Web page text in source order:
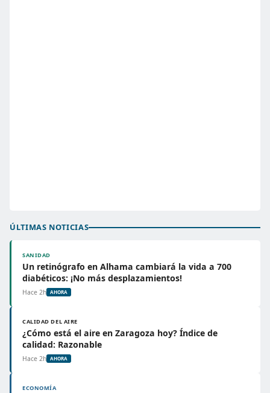
ÚLTIMAS NOTICIAS
SANIDAD
Un retinógrafo en Alhama cambiará la vida a 700
diabéticos: ¡No más desplazamientos!
Hace 2h AHORA
CALIDAD DEL AIRE
¿Cómo está el aire en Zaragoza hoy? Índice de
calidad: Razonable
Hace 2h AHORA
ECONOMÍA